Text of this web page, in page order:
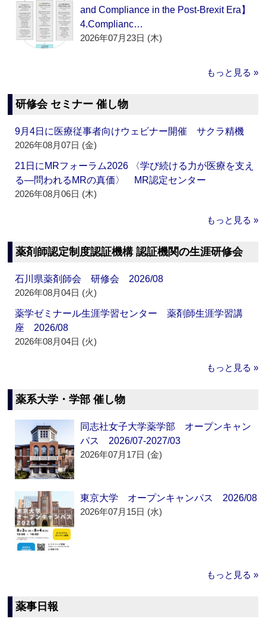
and Compliance in the Post-Brexit Era】
4.Complianc…
2026年07月23日 (木)
もっと見る »
研修会 セミナー 催し物
9月4日に医療従事者向けウェビナー開催 サクラ精機
2026年08月07日 (金)
21日にMRフォーラム2026 〈学び続ける力が医療を支え
る―問われるMRの真価〉 MR認定センター
2026年08月06日 (木)
もっと見る »
薬剤師認定制度認証機構 認証機関の生涯研修会
石川県薬剤師会 研修会 2026/08
2026年08月04日 (火)
薬学ゼミナール生涯学習センター 薬剤師生涯学習講
座 2026/08
2026年08月04日 (火)
もっと見る »
薬系大学・学部 催し物
同志社女子大学薬学部 オープンキャン
パス 2026/07-2027/03
2026年07月17日 (金)
東京大学 オープンキャンパス 2026/08
2026年07月15日 (水)
もっと見る »
薬事日報